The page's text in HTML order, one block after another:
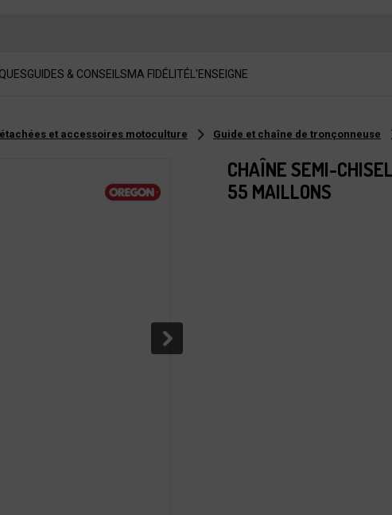
GUIDES & CONSEILSMA FIDÉLITÉL'ENSEIGNE
et accessoires motoculture Guide et chaîne de tronçonneuse
CHAÎNE SEMI-
55 MAILLONS